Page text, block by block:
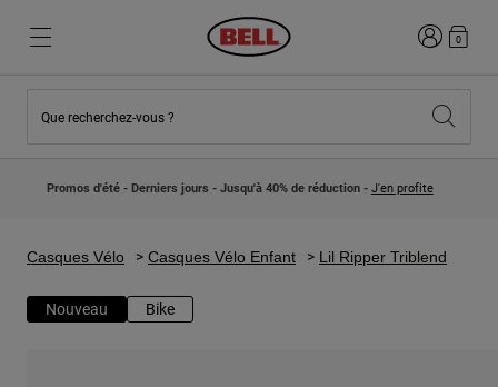
Nouveautés
Casques Motocross Enfant
Explorez Moto
Nouveautés
Lifestyle
Connexion
0
Que recherchez-vous ?
Promos d'été - Derniers jours - Jusqu'à 40% de réduction - J'en profite
Casques Vélo Casques Vélo Enfant Lil Ripper Triblend
Nouveau Bike